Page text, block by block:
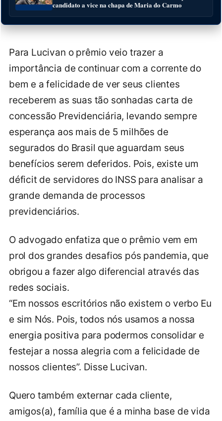
candidato a vice na chapa de Maria do Carmo
Para Lucivan o prêmio veio trazer a
importância de continuar com a corrente do
bem e a felicidade de ver seus clientes
receberem as suas tão sonhadas carta de
concessão Previdenciária, levando sempre
esperança aos mais de 5 milhões de
segurados do Brasil que aguardam seus
benefícios serem deferidos. Pois, existe um
déficit de servidores do INSS para analisar a
grande demanda de processos
previdenciários.
O advogado enfatiza que o prêmio vem em
prol dos grandes desafios pós pandemia, que
obrigou a fazer algo diferencial através das
redes sociais.
“Em nossos escritórios não existem o verbo Eu
e sim Nós. Pois, todos nós usamos a nossa
energia positiva para podermos consolidar e
festejar a nossa alegria com a felicidade de
nossos clientes”. Disse Lucivan.
Quero também externar cada cliente,
amigos(a), família que é a minha base de vida